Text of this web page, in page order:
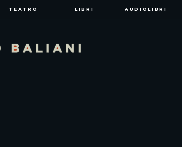
TEATRO LIBRI AUDIOLIBRI